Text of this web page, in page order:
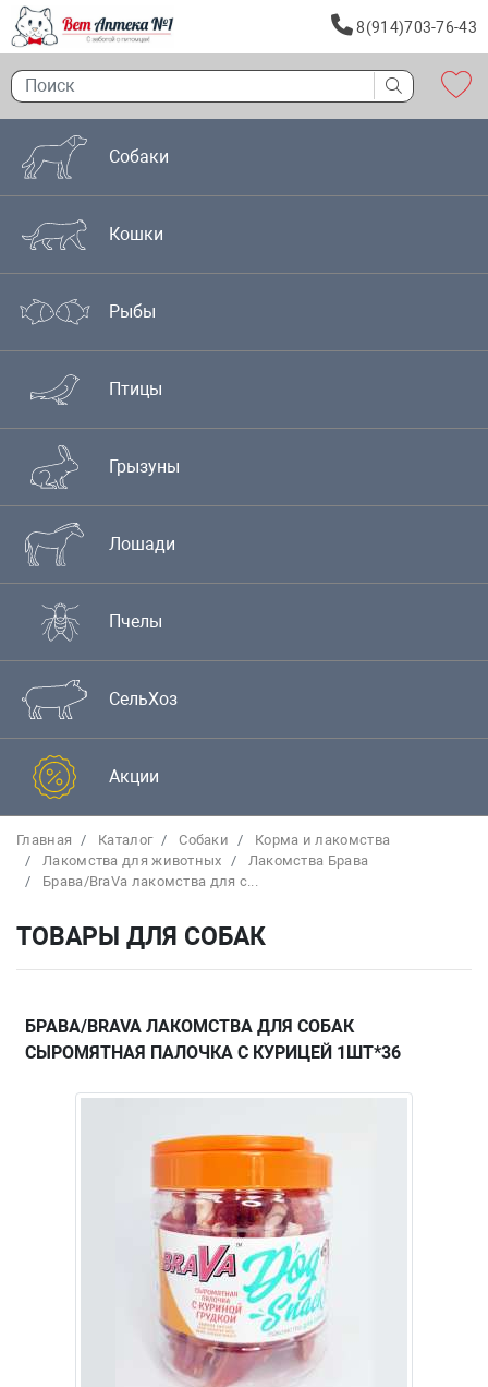
8(914)703-76-43
Собаки
Кошки
Рыбы
Птицы
Грызуны
Лошади
Пчелы
СельХоз
Акции
Главная Каталог Собаки
Корма и лакомства
Лакомства для животных
Лакомства Брава
Брава/BraVa лакомства для с...
ТОВАРЫ ДЛЯ СОБАК
БРАВА/BRAVA ЛАКОМСТВА ДЛЯ СОБАК
СЫРОМЯТНАЯ ПАЛОЧКА С КУРИЦЕЙ 1ШТ*36